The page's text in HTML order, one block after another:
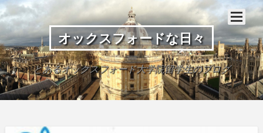
オックスフォードな日々
とあるオックスフォード大学院留学生のブログ